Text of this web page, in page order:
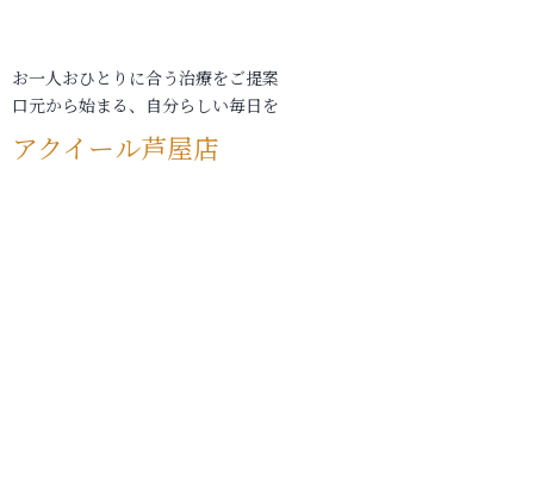
お一人おひとりに合う治療をご提案
口元から始まる、自分らしい毎日を
アクイール芦屋店